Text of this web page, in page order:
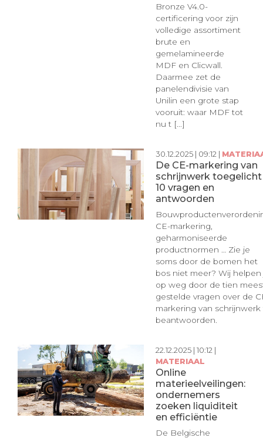
Bronze V4.0-
certificering voor zijn
volledige assortiment
brute en
gemelamineerde
MDF en Clicwall.
Daarmee zet de
panelendivisie van
Unilin een grote stap
vooruit: waar MDF tot
nu t [...]
30.12.2025 | 09:12 |
De CE-markering van
schrijnwerk toegelicht
10 vragen en
antwoorden
CE-markering,
geharmoniseerde
productnormen … Zie je
soms door de bomen het
bos niet meer? Wij helpen
op weg door de tien
gestelde vragen over de
markering van schrijnwerk
beantwoorden.
22.12.2025 | 10:12 |
MATERIAAL
Online
materieelveilingen:
ondernemers
zoeken liquiditeit
en efficiëntie
De Belgische